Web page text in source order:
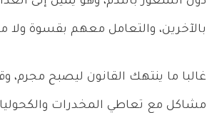
بالآخرين، والتعامل معهم بقسوة ولا
غالبا ما ينتهك القانون ليصبح مجرم،
مشاكل مع تعاطي المخدرات